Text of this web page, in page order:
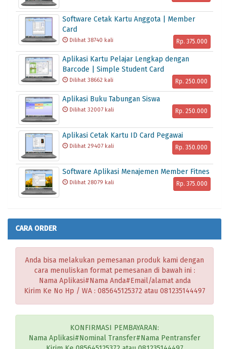
Software Cetak Kartu Anggota | Member
Card
Dilihat 38740 kali Rp. 375.000
Aplikasi Kartu Pelajar Lengkap dengan
Barcode | Simple Student Card
Dilihat 38662 kali Rp. 250.000
Aplikasi Buku Tabungan Siswa
Dilihat 32007 kali Rp. 250.000
Aplikasi Cetak Kartu ID Card Pegawai
Dilihat 29407 kali Rp. 350.000
Software Aplikasi Menajemen Member Fitnes
Dilihat 28079 kali Rp. 375.000
CARA ORDER
Anda bisa melakukan pemesanan produk kami dengan
cara menuliskan format pemesanan di bawah ini :
Nama Aplikasi#Nama Anda#Email/alamat anda
Kirim Ke No Hp / WA : 085645125372 atau 081235144497
KONFIRMASI PEMBAYARAN:
Nama Aplikasi#Nominal Transfer#Nama Pentransfer